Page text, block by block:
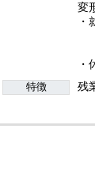
変
・
特徴 残